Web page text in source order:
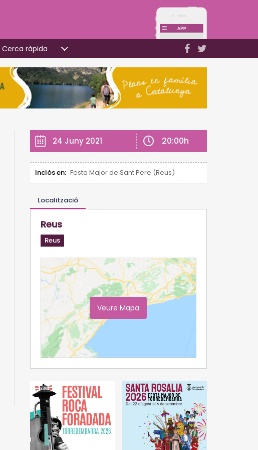
Cerca ràpida
24 Juny 2021 20:00h
Inclòs en: Festa Major de Sant Pere (Reus)
Localització
Reus
Reus
Veure Mapa